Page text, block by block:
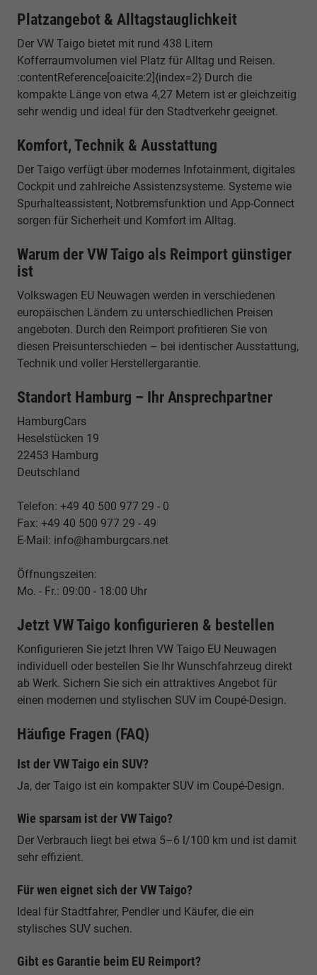
Platzangebot & Alltagstauglichkeit
Der VW Taigo bietet mit rund 438 Litern
Kofferraumvolumen viel Platz für Alltag und Reisen.
:contentReference[oaicite:2]{index=2} Durch die
kompakte Länge von etwa 4,27 Metern ist er gleichzeitig
sehr wendig und ideal für den Stadtverkehr geeignet.
Komfort, Technik & Ausstattung
Der Taigo verfügt über modernes Infotainment, digitales
Cockpit und zahlreiche Assistenzsysteme. Systeme wie
Spurhalteassistent, Notbremsfunktion und App-Connect
sorgen für Sicherheit und Komfort im Alltag.
Warum der VW Taigo als Reimport günstiger
ist
Volkswagen EU Neuwagen werden in verschiedenen
europäischen Ländern zu unterschiedlichen Preisen
angeboten. Durch den Reimport profitieren Sie von
diesen Preisunterschieden – bei identischer Ausstattung,
Technik und voller Herstellergarantie.
Standort Hamburg – Ihr Ansprechpartner
HamburgCars
Heselstücken 19
22453 Hamburg
Deutschland
Telefon: +49 40 500 977 29 - 0
Fax: +49 40 500 977 29 - 49
E-Mail: info@hamburgcars.net
Öffnungszeiten:
Mo. - Fr.: 09:00 - 18:00 Uhr
Jetzt VW Taigo konfigurieren & bestellen
Konfigurieren Sie jetzt Ihren VW Taigo EU Neuwagen
individuell oder bestellen Sie Ihr Wunschfahrzeug direkt
ab Werk. Sichern Sie sich ein attraktives Angebot für
einen modernen und stylischen SUV im Coupé-Design.
Häufige Fragen (FAQ)
Ist der VW Taigo ein SUV?
Ja, der Taigo ist ein kompakter SUV im Coupé-Design.
Wie sparsam ist der VW Taigo?
Der Verbrauch liegt bei etwa 5–6 l/100 km und ist damit
sehr effizient.
Für wen eignet sich der VW Taigo?
Ideal für Stadtfahrer, Pendler und Käufer, die ein
stylisches SUV suchen.
Gibt es Garantie beim EU Reimport?